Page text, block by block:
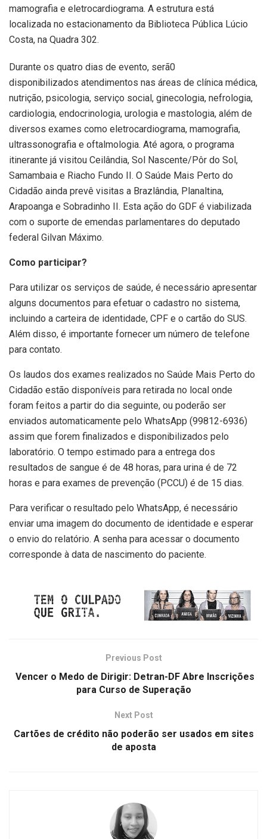
mamografia e eletrocardiograma. A estrutura está
localizada no estacionamento da Biblioteca Pública Lúcio
Costa, na Quadra 302.
Durante os quatro dias de evento, serã0
disponibilizados atendimentos nas áreas de clínica médica,
nutrição, psicologia, serviço social, ginecologia, nefrologia,
cardiologia, endocrinologia, urologia e mastologia, além de
diversos exames como eletrocardiograma, mamografia,
ultrassonografia e oftalmologia. Até agora, o programa
itinerante já visitou Ceilândia, Sol Nascente/Pôr do Sol,
Samambaia e Riacho Fundo II. O Saúde Mais Perto do
Cidadão ainda prevê visitas a Brazlândia, Planaltina,
Arapoanga e Sobradinho II. Esta ação do GDF é viabilizada
com o suporte de emendas parlamentares do deputado
federal Gilvan Máximo.
Como participar?
Para utilizar os serviços de saúde, é necessário apresentar
alguns documentos para efetuar o cadastro no sistema,
incluindo a carteira de identidade, CPF e o cartão do SUS.
Além disso, é importante fornecer um número de telefone
para contato.
Os laudos dos exames realizados no Saúde Mais Perto do
Cidadão estão disponíveis para retirada no local onde
foram feitos a partir do dia seguinte, ou poderão ser
enviados automaticamente pelo WhatsApp (99812-6936)
assim que forem finalizados e disponibilizados pelo
laboratório. O tempo estimado para a entrega dos
resultados de sangue é de 48 horas, para urina é de 72
horas e para exames de prevenção (PCCU) é de 15 dias.
Para verificar o resultado pelo WhatsApp, é necessário
enviar uma imagem do documento de identidade e esperar
o envio do relatório. A senha para acessar o documento
corresponde à data de nascimento do paciente.
Previous Post
Vencer o Medo de Dirigir: Detran-DF Abre Inscrições
para Curso de Superação
Next Post
Cartões de crédito não poderão ser usados em sites
de aposta